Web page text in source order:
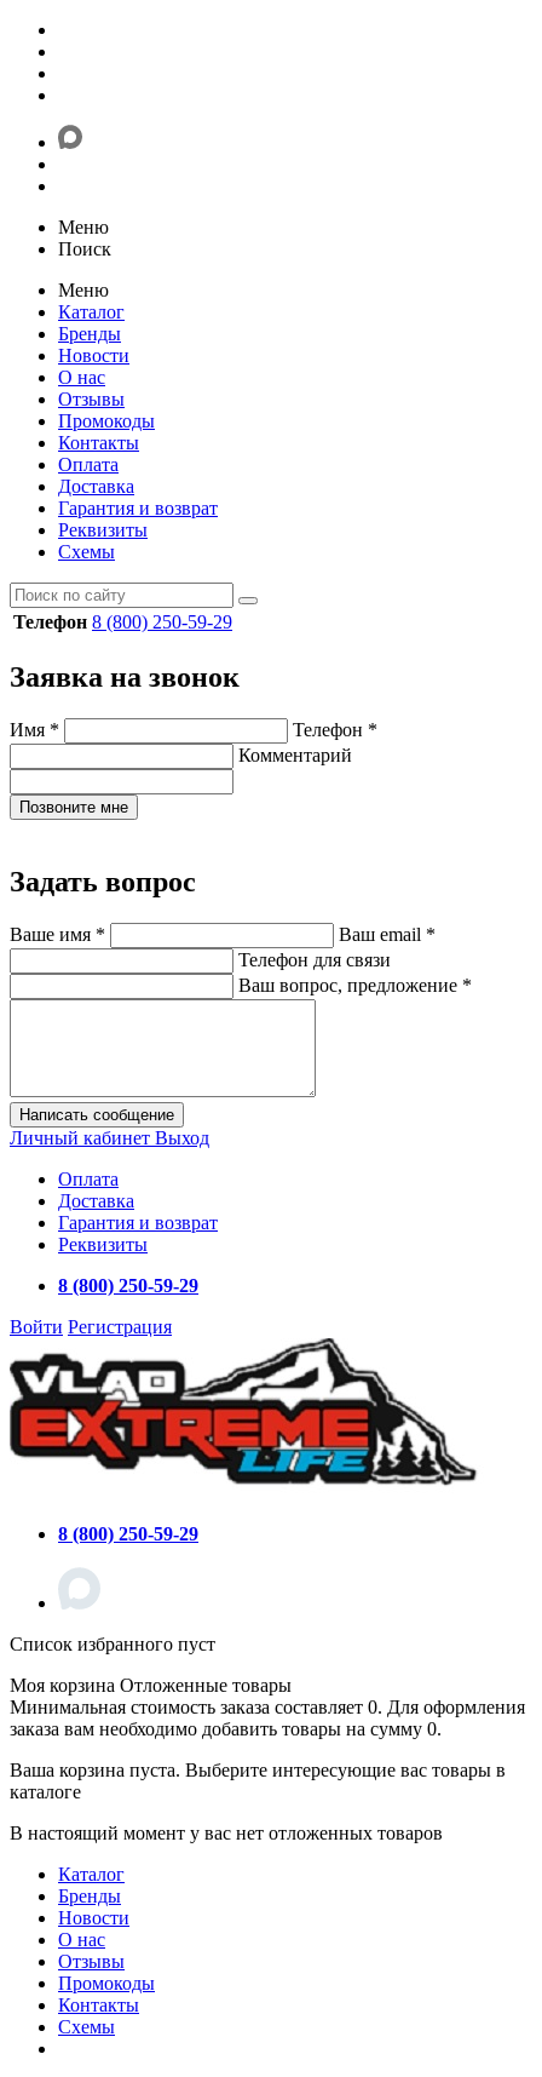
Меню
Поиск
Меню
Каталог
Бренды
Новости
О нас
Отзывы
Промокоды
Контакты
Оплата
Доставка
Гарантия и возврат
Реквизиты
Схемы
Телефон 8 (800) 250-59-29
Заявка на звонок
Имя * Телефон *
Комментарий
Позвоните мне
Задать вопрос
Ваше имя * Ваш email *
Телефон для связи
Ваш вопрос, предложение *
Написать сообщение
Личный кабинет Выход
Оплата
Доставка
Гарантия и возврат
Реквизиты
8 (800) 250-59-29
Войти Регистрация
8 (800) 250-59-29
Список избранного пуст
Моя корзина Отложенные товары
Минимальная стоимость заказа составляет 0. Для оформления
заказа вам необходимо добавить товары на сумму 0.
Ваша корзина пуста. Выберите интересующие вас товары в
каталоге
В настоящий момент у вас нет отложенных товаров
Каталог
Бренды
Новости
О нас
Отзывы
Промокоды
Контакты
Схемы